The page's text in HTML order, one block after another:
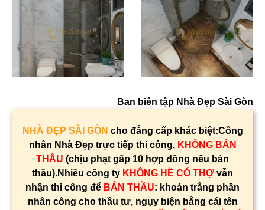
Ban biên tập Nhà Đẹp Sài Gòn
NHÀ ĐẸP SÀI GÒN cho đẳng cấp khác biệt:Công
nhân Nhà Đẹp trực tiếp thi công, KHÔNG BÁN
THẦU (chịu phạt gấp 10 hợp đồng nếu bán
thầu).Nhiều công ty KHÔNG HỀ CÓ THỢ vẫn
nhận thi công để BÁN THẦU: khoán trắng phần
nhân công cho thầu tư, ngụy biện bằng cái tên